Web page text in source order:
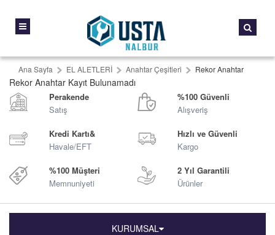
Ana Sayfa EL ALETLERİ Anahtar Çeşitleri Rekor Anahtar
Rekor Anahtar Kayıt Bulunamadı
Perakende
Satış
%100 Güvenli
Alışveriş
Kredi Kartı&
Havale/EFT
Hızlı ve Güvenli
Kargo
%100 Müşteri
Memnuniyeti
2 Yıl Garantili
Ürünler
KURUMSAL